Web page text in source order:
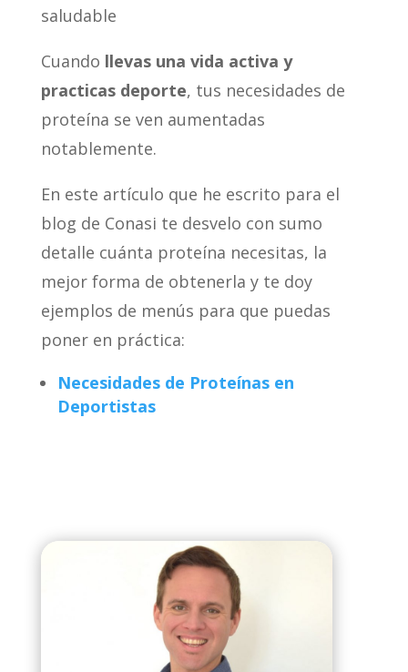
saludable
Cuando llevas una vida activa y
practicas deporte, tus necesidades de
proteína se ven aumentadas
notablemente.
En este artículo que he escrito para el
blog de Conasi te desvelo con sumo
detalle cuánta proteína necesitas, la
mejor forma de obtenerla y te doy
ejemplos de menús para que puedas
poner en práctica:
Necesidades de Proteínas en
Deportistas